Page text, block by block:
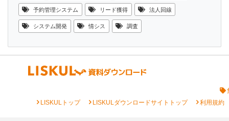
予約管理システム リード獲得 法人回線
システム開発 情シス 調査
chevron_rightLISKULトップ chevron_rightLISKULダウンロードサイトトップ chevron_right利用規約